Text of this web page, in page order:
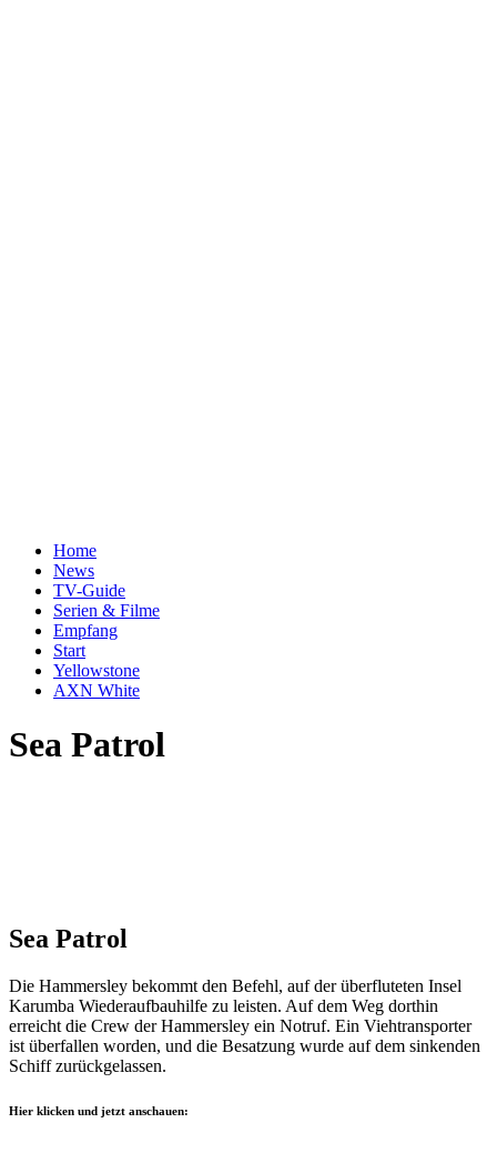
Home
News
TV-Guide
Serien & Filme
Empfang
Start
Yellowstone
AXN White
Sea Patrol
Sea Patrol
Die Hammersley bekommt den Befehl, auf der überfluteten Insel
Karumba Wiederaufbauhilfe zu leisten. Auf dem Weg dorthin
erreicht die Crew der Hammersley ein Notruf. Ein Viehtransporter
ist überfallen worden, und die Besatzung wurde auf dem sinkenden
Schiff zurückgelassen.
Hier klicken und jetzt anschauen: